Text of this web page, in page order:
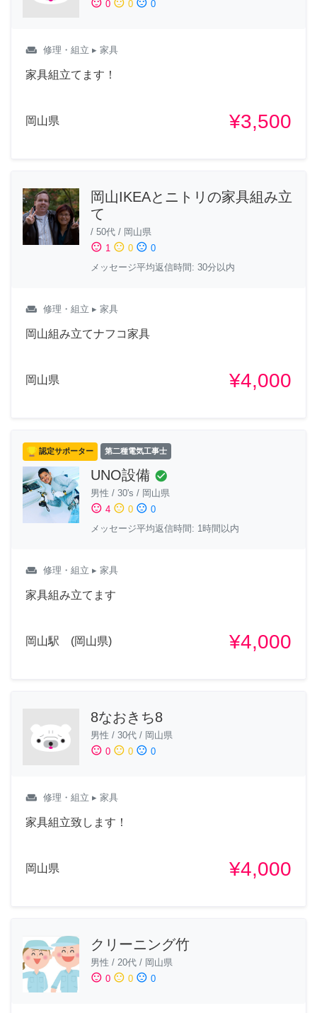
sentiment_satisfied 0 sentiment_neutral 0 sentiment_dissatisfied 0
weekend 修理・組立 ▸ 家具
家具組立てます！
岡山県 ¥3,500
岡山IKEAとニトリの家具組み立
て
/ 50代 / 岡山県
sentiment_satisfied 1 sentiment_neutral 0 sentiment_dissatisfied 0
メッセージ平均返信時間: 30分以内
weekend 修理・組立 ▸ 家具
岡山組み立てナフコ家具
岡山県 ¥4,000
認定サポーター 第二種電気工事士
UNO設備 check_circle
男性 / 30's / 岡山県
sentiment_satisfied 4 sentiment_neutral 0 sentiment_dissatisfied 0
メッセージ平均返信時間: 1時間以内
weekend 修理・組立 ▸ 家具
家具組み立てます
岡山駅 (岡山県) ¥4,000
8なおきち8
男性 / 30代 / 岡山県
sentiment_satisfied 0 sentiment_neutral 0 sentiment_dissatisfied 0
weekend 修理・組立 ▸ 家具
家具組立致します！
岡山県 ¥4,000
クリーニング竹
男性 / 20代 / 岡山県
sentiment_satisfied 0 sentiment_neutral 0 sentiment_dissatisfied 0